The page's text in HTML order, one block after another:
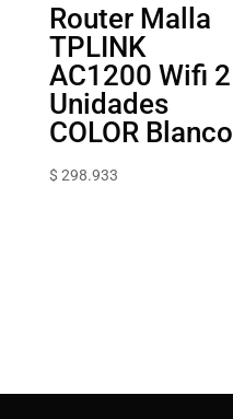
Router Malla
TPLINK
AC1200 Wifi 2
Unidades
COLOR Blanco
$ 298.933